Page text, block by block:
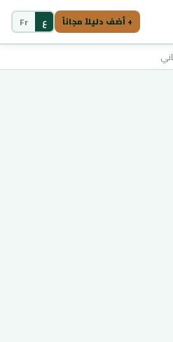
+ أضف دليلاً مجاناً ع Fr